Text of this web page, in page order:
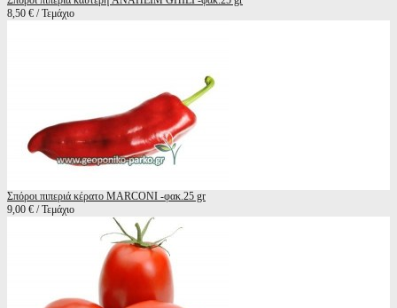
8,50 € / Τεμάχιο
Σπόροι πιπεριά κέρατο MARCONI -φακ.25 gr
9,00 € / Τεμάχιο